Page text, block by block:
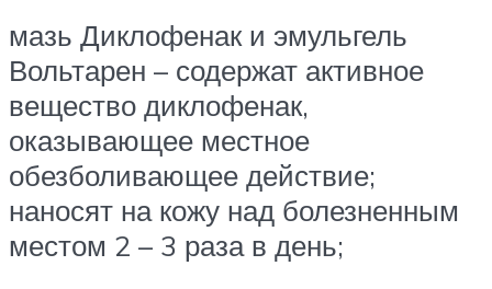
мазь Диклофенак и эмульгель
Вольтарен – содержат активное
вещество диклофенак,
оказывающее местное
обезболивающее действие;
наносят на кожу над болезненным
местом 2 – 3 раза в день;